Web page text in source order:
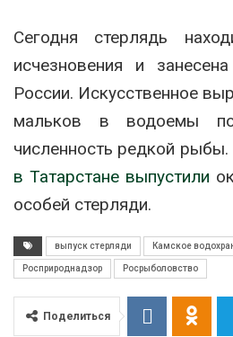
Сегодня стерлядь
исчезновения и
России. Искусственное
мальков в водоемы
численность редкой
в Татарстане выпустили
особей стерляди.
выпуск стерляди Камское
Росприроднадзор Росрыболовство
Поделиться